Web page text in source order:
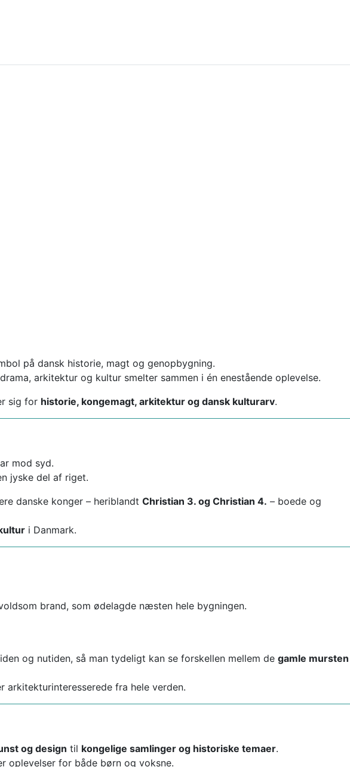
på dansk historie, magt og genopbygning.
arkitektur og kultur smelter sammen i én enestående oplevelse.
sig for historie, kongemagt, arkitektur og dansk kulturarv.
mod syd.
jyske del af riget.
danske konger – heriblandt Christian 3. og Christian 4. – boede og
i Danmark.
brand, som ødelagde næsten hele bygningen.
og nutiden, så man tydeligt kan se forskellen mellem de gamle mursten
arkitekturinteresserede fra hele verden.
og design til kongelige samlinger og historiske temaer.
oplevelser for både børn og voksne.